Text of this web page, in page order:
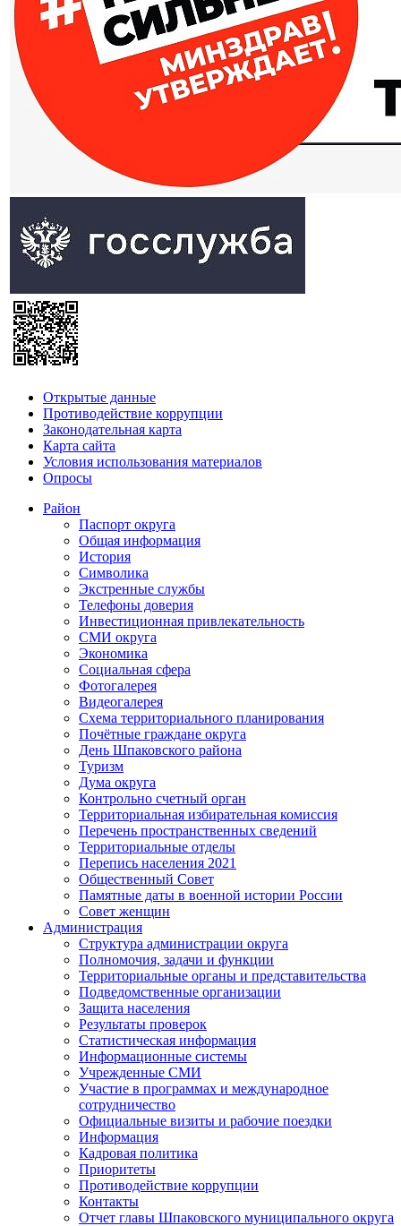
Открытые данные
Противодействие коррупции
Законодательная карта
Карта сайта
Условия использования материалов
Опросы
Район
Паспорт округа
Общая информация
История
Символика
Экстренные службы
Телефоны доверия
Инвестиционная привлекательность
СМИ округа
Экономика
Социальная сфера
Фотогалерея
Видеогалерея
Схема территориального планирования
Почётные граждане округа
День Шпаковского района
Туризм
Дума округа
Контрольно счетный орган
Территориальная избирательная комиссия
Перечень пространственных сведений
Территориальные отделы
Перепись населения 2021
Общественный Совет
Памятные даты в военной истории России
Совет женщин
Администрация
Структура администрации округа
Полномочия, задачи и функции
Территориальные органы и представительства
Подведомственные организации
Защита населения
Результаты проверок
Статистическая информация
Информационные системы
Учрежденные СМИ
Участие в программах и международное
сотрудничество
Официальные визиты и рабочие поездки
Информация
Кадровая политика
Приоритеты
Противодействие коррупции
Контакты
Отчет главы Шпаковского муниципального округа